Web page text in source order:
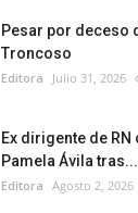
Pesar por deceso
Troncoso
Editora Julio 31, 2026
Ex dirigente de
Pamela Ávila tras...
Editora Agosto 2, 2026